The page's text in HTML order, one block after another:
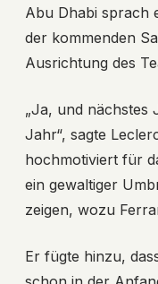
Abu Dhabi sprach
der kommenden
Ausrichtung des
„Ja, und nächstes
Jahr“, sagte
hochmotiviert für
ein gewaltiger
zeigen, wozu
Er fügte hinzu,